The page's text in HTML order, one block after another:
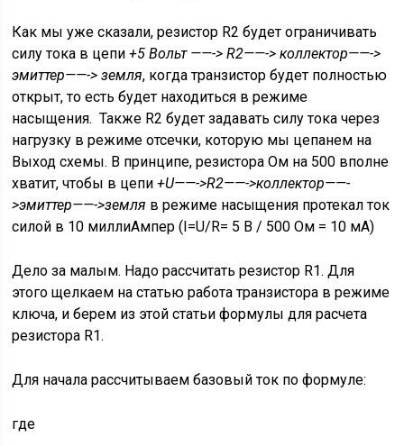
Как мы уже сказали, резистор R2 будет ограничивать
силу тока в цепи+5 Вольт ——-> R2——-> коллектор——->
эмиттер——-> земля, когда транзистор будет полностью
открыт, то есть будет находиться в режиме
насыщения. Также R2 будет задавать силу тока через
нагрузку в режиме отсечки, которую мы цепанем на
Выход схемы. В принципе, резистора Ом на 500 вполне
хватит, чтобы в цепи+U——->R2——->коллектор——-
>эмиттер——->земля в режиме насыщения протекал ток
силой в 10 миллиАмпер (I=U/R= 5 В / 500 Ом = 10 мА)
Дело за малым. Надо рассчитать резистор R1. Для
этого щелкаем на статью работа транзистора в режиме
ключа, и берем из этой статьи формулы для расчета
резистора R1.
Для начала рассчитываем базовый ток по формуле:
где